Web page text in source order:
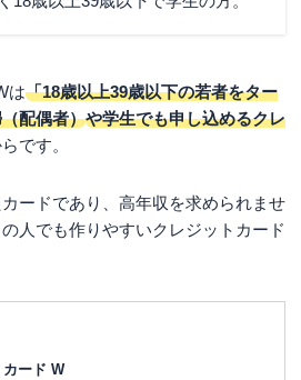
は「18歳以上39歳以下の若者をター
配偶者）や学生でも申し込めるクレ
です。
ードであり、高年収を求められませ
人でも作りやすいクレジットカード
ード W